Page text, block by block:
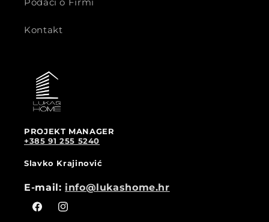
Podaci o Firmi
Kontakt
PROJEKT MANAGER
+385 91 255 5240
Slavko Krajinović
E-mail: info@lukashome.hr
FacebookInstagram